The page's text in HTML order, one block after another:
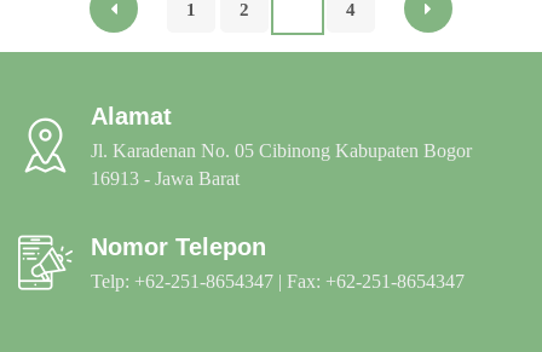
1 2 4
Alamat
Jl. Karadenan No. 05 Cibinong Kabupaten Bogor
16913 - Jawa Barat
Nomor Telepon
Telp: +62-251-8654347 | Fax: +62-251-8654347